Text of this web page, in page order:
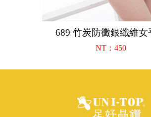
689 竹炭防黴銀纖維女
NT：450